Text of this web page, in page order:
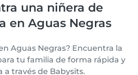
una niñera de
en Aguas Negras
Aguas Negras? Encuentra la
tu familia de forma rápida y
a través de Babysits.